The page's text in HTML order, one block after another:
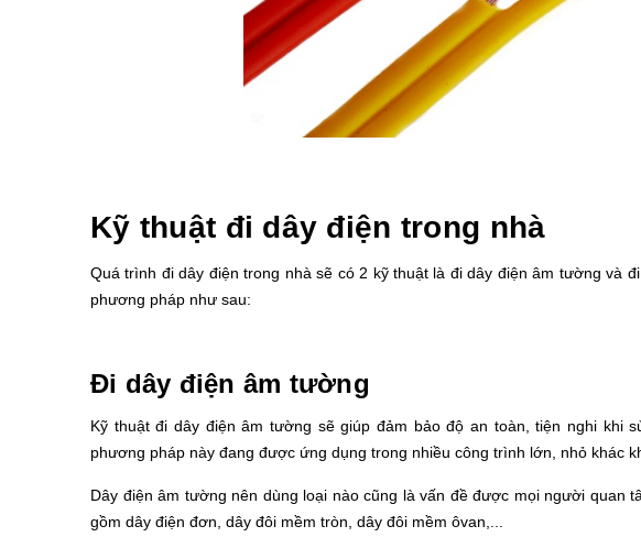
Kỹ thuật đi dây điện trong nhà
Quá trình đi dây điện trong nhà sẽ có 2 kỹ thuật là đi dây điện âm tường và
phương pháp như sau:
Đi dây điện âm tường
Kỹ thuật đi dây điện âm tường sẽ giúp đảm bảo độ an toàn, tiện nghi khi
phương pháp này đang được ứng dụng trong nhiều công trình lớn, nhỏ khác
Dây điện âm tường nên dùng loại nào cũng là vấn đề được mọi người quan
gồm dây điện đơn, dây đôi mềm tròn, dây đôi mềm ôvan,...